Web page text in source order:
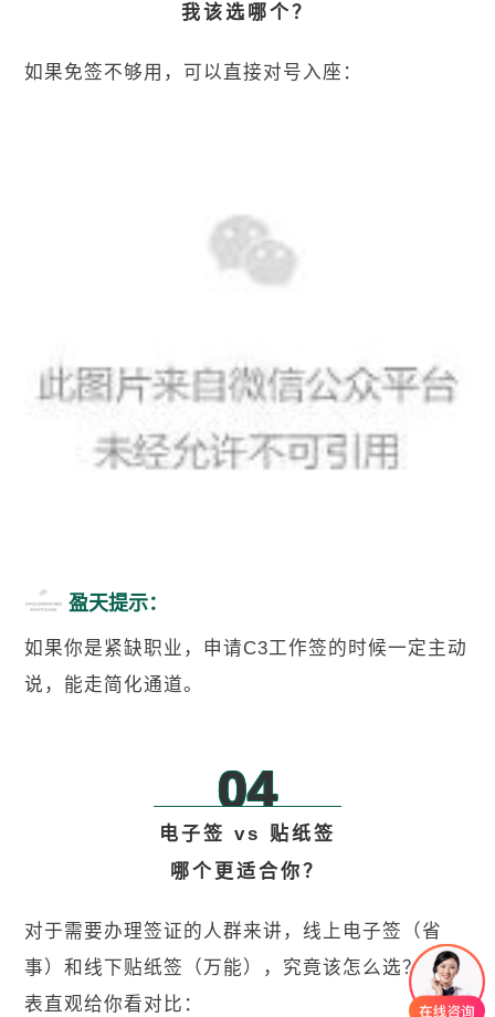
我该选哪个？
如果免签不够用，可以直接对号入座：
盈天提示：
如果你是紧缺职业，申请C3工作签的时候一定主动
说，能走简化通道。
04
电子签 vs 贴纸签
哪个更适合你？
对于需要办理签证的人群来讲，线上电子签（省
事）和线下贴纸签（万能），究竟该怎么选？一张
表直观给你看对比：